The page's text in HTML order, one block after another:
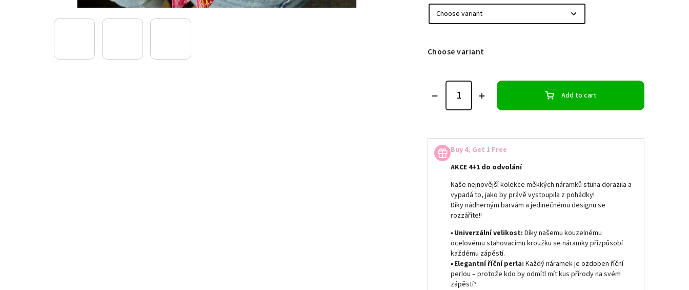
Choose variant
Add to cart
Buy 4, Get 1 Free
AKCE 4+1 do odvolání
Naše nejnovější kolekce měkkých náramků stuha dorazila a
vypadá to, jako by právě vystoupila z pohádky!
Díky nádherným barvám a jedinečnému designu se
rozzáříte!!
▪ Univerzální velikost: Díky našemu kouzelnému
ocelovému stahovacímu kroužku se náramky přizpůsobí
každému zápěstí.
▪ Elegantní říční perla: Každý náramek je ozdoben říční
perlou – protože kdo by odmítl mít kus přírody na svém
zápěstí?